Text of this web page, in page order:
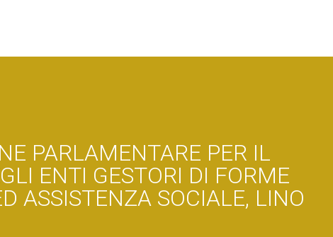
PARLAMENTARE PER IL
ENTI GESTORI DI FORME
ASSISTENZA SOCIALE, LINO